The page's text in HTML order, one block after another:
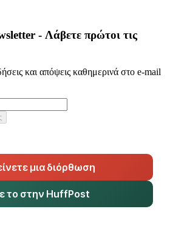
- Λάβετε πρώτοι τις
και απόψεις καθημερινά στο e-mail
μια διόρθωση
το στην HuffPost